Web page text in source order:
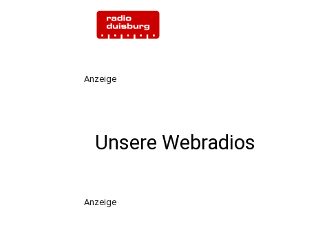
Anzeige
Unsere Webradios
Anzeige